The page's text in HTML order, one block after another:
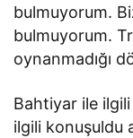
bulmuyorum.
bulmuyorum.
oynanmadığı
Bahtiyar ile
ilgili konuşuldu